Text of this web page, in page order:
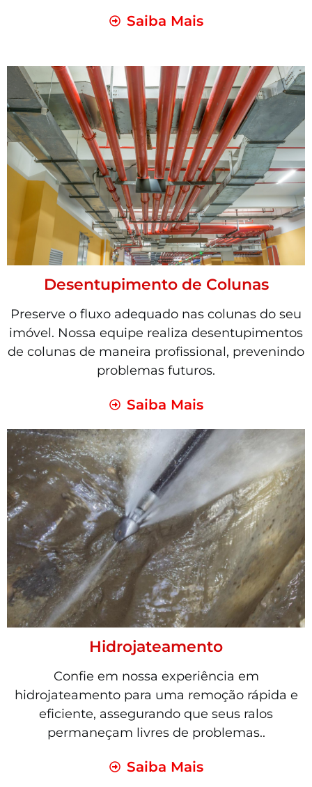
Saiba Mais
Desentupimento de Colunas
Preserve o fluxo adequado nas colunas do seu
imóvel. Nossa equipe realiza desentupimentos
de colunas de maneira profissional, prevenindo
problemas futuros.
Saiba Mais
Hidrojateamento
Confie em nossa experiência em
hidrojateamento para uma remoção rápida e
eficiente, assegurando que seus ralos
permaneçam livres de problemas..
Saiba Mais